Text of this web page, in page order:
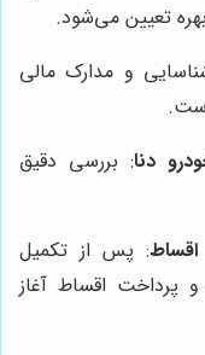
تعیین می‌شود.
و مدارک مالی
دنا: بررسی دقیق
: پس از تکمیل
پرداخت اقساط آغاز